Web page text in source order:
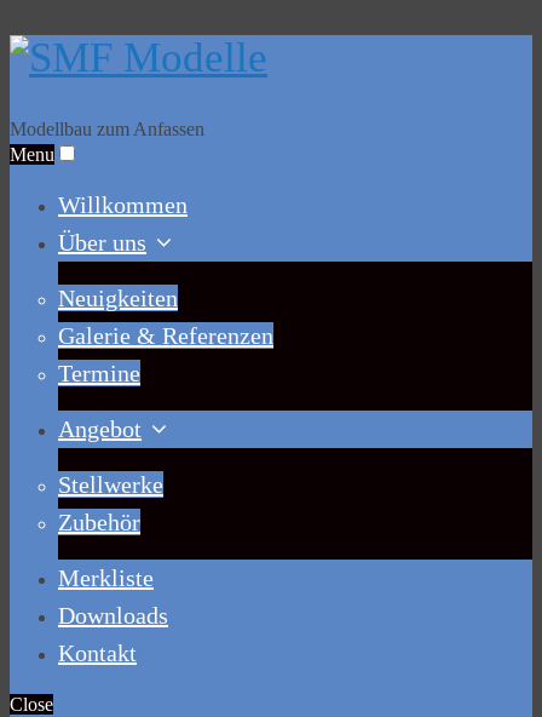
Modellbau zum Anfassen
Menu
Willkommen
Über uns
Neuigkeiten
Galerie & Referenzen
Termine
Angebot
Stellwerke
Zubehör
Merkliste
Downloads
Kontakt
Close